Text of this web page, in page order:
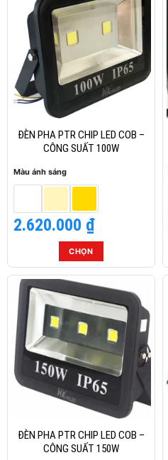
ĐÈN PHA PTR CHIP LED COB –
CÔNG SUẤT 100W
Màu ánh sáng
2.620.000 ₫
CHỌN
Sản
phẩm
này
có
nhiều
biến
thể.
Các
tùy
thể
được
ĐÈN PHA PTR CHIP LED COB –
CÔNG SUẤT 150W